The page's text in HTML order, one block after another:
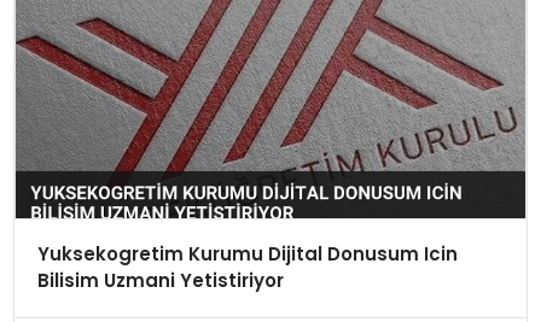
Yuksekogretim Kurumu Dijital Donusum Icin
Bilisim Uzmani Yetistiriyor